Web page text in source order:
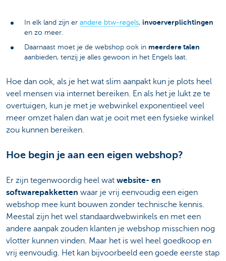
In elk land zijn er andere btw-regels, invoerverplichtingen
en zo meer.
Daarnaast moet je de webshop ook in meerdere talen
aanbieden, tenzij je alles gewoon in het Engels laat.
Hoe dan ook, als je het wat slim aanpakt kun je plots heel
veel mensen via internet bereiken. En als het je lukt ze te
overtuigen, kun je met je webwinkel exponentieel veel
meer omzet halen dan wat je ooit met een fysieke winkel
zou kunnen bereiken.
Hoe begin je aan een eigen webshop?
Er zijn tegenwoordig heel wat website- en
softwarepakketten waar je vrij eenvoudig een eigen
webshop mee kunt bouwen zonder technische kennis.
Meestal zijn het wel standaardwebwinkels en met een
andere aanpak zouden klanten je webshop misschien nog
vlotter kunnen vinden. Maar het is wel heel goedkoop en
vrij eenvoudig. Het kan bijvoorbeeld een goede eerste stap